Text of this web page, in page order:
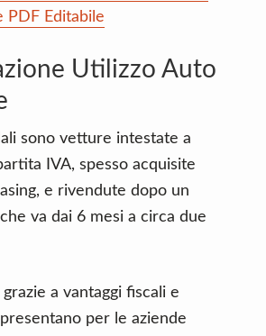
PDF Editabile
Utilizzo Auto
sono vetture intestate a
IVA, spesso acquisite
e rivendute dopo un
va dai 6 mesi a circa due
a vantaggi fiscali e
per le aziende